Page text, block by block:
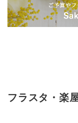
フラスタ・楽